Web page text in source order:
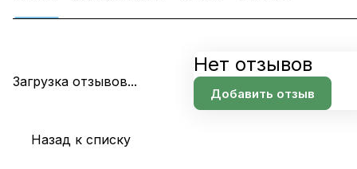
Загрузка отзывов...
Нет отзывов
Добавить отзыв
Назад к списку